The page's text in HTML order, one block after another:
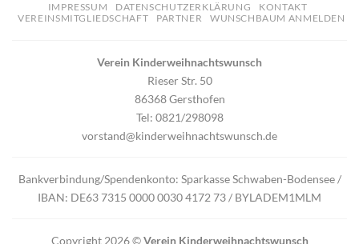
IMPRESSUM DATENSCHUTZERKLÄRUNG
KONTAKT
VEREINSMITGLIEDSCHAFT
PARTNER WUNSCHBAUM ANMELDEN
Verein Kinderweihnachtswunsch
Rieser Str. 50
86368 Gersthofen
Tel: 0821/298098
vorstand@kinderweihnachtswunsch.de
Bankverbindung/Spendenkonto: Sparkasse Schwaben-Bodensee /
IBAN: DE63 7315 0000 0030 4172 73 / BYLADEM1MLM
Copyright 2026 ©Verein Kinderweihnachtswunsch